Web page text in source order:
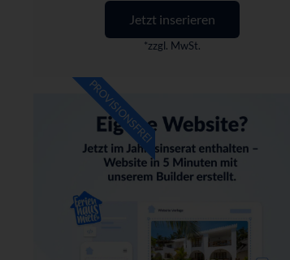
Jetzt inserieren
*zzgl. MwSt.
PROVISIONSFREI